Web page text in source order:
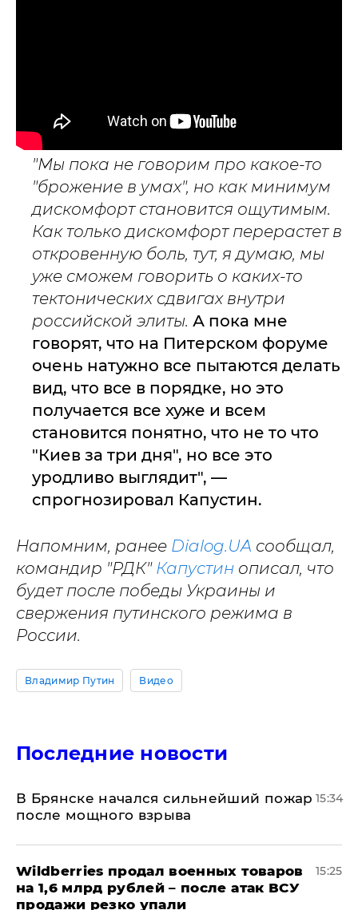
"Мы пока не говорим про какое-то
"брожение в умах", но как минимум
дискомфорт становится ощутимым.
Как только дискомфорт перерастет в
откровенную боль, тут, я думаю, мы
уже сможем говорить о каких-то
тектонических сдвигах внутри
российской элиты. А пока мне
говорят, что на Питерском форуме
очень натужно все пытаются делать
вид, что все в порядке, но это
получается все хуже и всем
становится понятно, что не то что
"Киев за три дня", но все это
уродливо выглядит", —
спрогнозировал Капустин.
Напомним, ранее Dialog.UA сообщал,
командир "РДК" Капустин описал, что
будет после победы Украины и
свержения путинского режима в
России.
Владимир Путин Видео
Последние новости
В Брянске начался сильнейший пожар
после мощного взрыва
15:34
​Wildberries продал военных товаров
на 1,6 млрд рублей – после атак ВСУ
продажи резко упали
15:25